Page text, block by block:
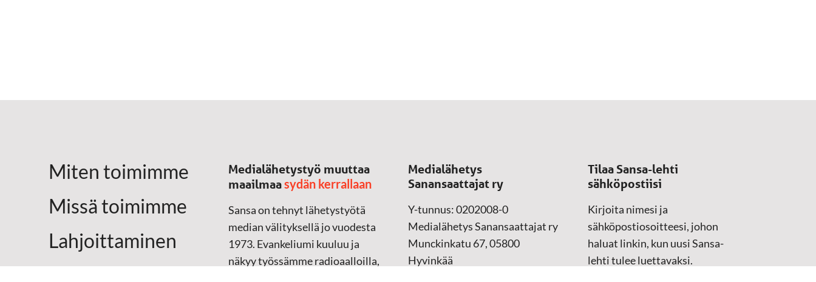
Miten toimimme
Missä toimimme
Lahjoittaminen
Medialähetystyö muuttaa
maailmaasydän kerrallaan
Sansa on tehnyt lähetystyötä
median välityksellä jo vuodesta
1973. Evankeliumi kuuluu ja
näkyy työssämme radioaalloilla,
Medialähetys
Sanansaattajat ry
Y-tunnus: 0202008-0
Medialähetys Sanansaattajat ry
Munckinkatu 67, 05800
Hyvinkää
Tilaa Sansa-lehti
sähköpostiisi
Kirjoita nimesi ja
sähköpostiosoitteesi, johon
haluat linkin, kun uusi Sansa-
lehti tulee luettavaksi.